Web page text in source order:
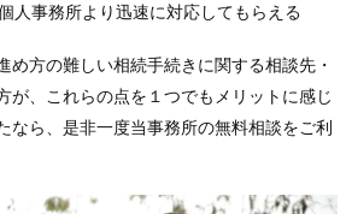
人事務所より迅速に対応してもらえる
め方の難しい相続手続きに関する相談先・
が、これらの点を１つでもメリットに感じ
なら、是非一度当事務所の無料相談をご利